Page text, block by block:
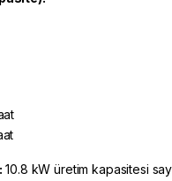
10.8 kW üretim kapasitesi